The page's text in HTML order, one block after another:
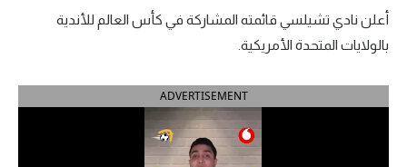
بطولات
أمريكا 2026
الدوري المصري
الدوري الإنجليزي الممتاز
أعلن نادي تشيلسي قائمته المشاركة في كأس العالم للأندية
بالولايات المتحدة الأمريكية.
ADVERTISEMENT